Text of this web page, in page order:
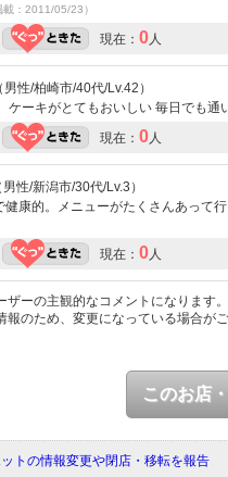
：2011/05/23）
現在： 0人
性/柏崎市/40代/Lv.42）
ケーキがとてもおいしい 毎日でも通
現在： 0人
性/新潟市/30代/Lv.3）
康的。メニューがたくさんあって
現在： 0人
ーの主観的なコメントになります。
報のため、変更になっている場合が
このお店
トの情報変更や閉店・移転を報告